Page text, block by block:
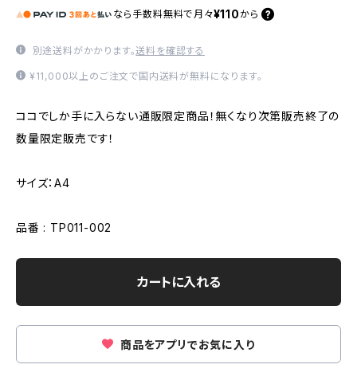
なら 手数料無料で 月々¥110 から
別途送料がかかります。送料を確認する
¥11,000以上のご注文で国内送料が無料になります。
ココでしか手に入らない通販限定商品！無くなり次第販売終了の
数量限定販売です！
サイズ：A4
品番 : TP011-002
カートに入れる
商品をアプリでお気に入り